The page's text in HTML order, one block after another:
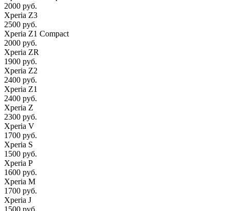
2000 руб.
Xperia Z3
2500 руб.
Xperia Z1 Compact
2000 руб.
Xperia ZR
1900 руб.
Xperia Z2
2400 руб.
Xperia Z1
2400 руб.
Xperia Z
2300 руб.
Xperia V
1700 руб.
Xperia S
1500 руб.
Xperia P
1600 руб.
Xperia M
1700 руб.
Xperia J
1500 руб.